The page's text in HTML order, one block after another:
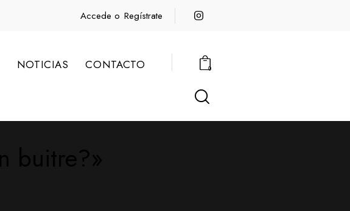
Accede o Regístrate
NOTICIAS CONTACTO 0